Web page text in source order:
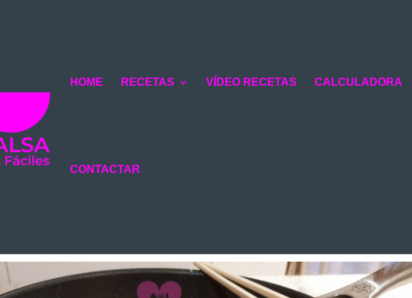
HOME RECETAS VÍDEO RECETAS CALCULADORA
CONTACTAR